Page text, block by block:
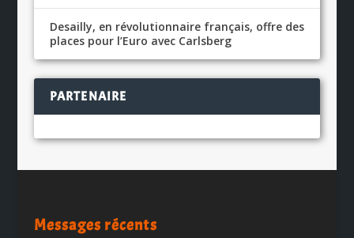
Desailly, en révolutionnaire français, offre des
places pour l’Euro avec Carlsberg
PARTENAIRE
Messages récents